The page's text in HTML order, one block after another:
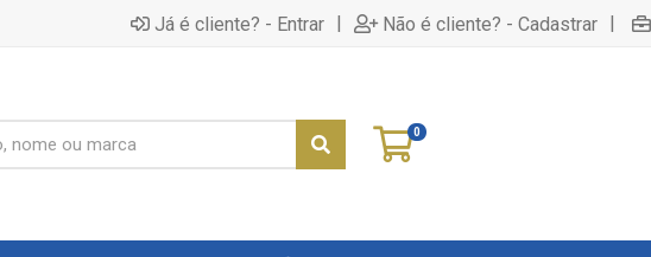
Já é cliente? - Entrar | Não é cliente? - Cadastrar |
0